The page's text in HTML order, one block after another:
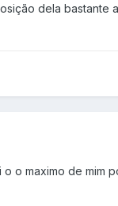
dela bastante
o maximo de mim